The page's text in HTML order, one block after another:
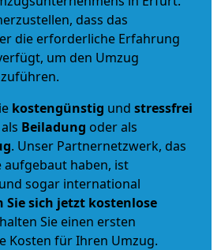
dass das
die erforderliche Erfahrung
um den Umzug
kostengünstig und stressfrei
Beiladung oder als
. Unser Partnernetzwerk, das
aufgebaut haben, ist
sogar international
Sie sich jetzt kostenlose
Sie einen ersten
Kosten für Ihren Umzug.